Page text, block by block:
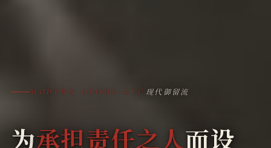
MODERN OTOME-RYŪ 现代御留流
为承担责任之人而设